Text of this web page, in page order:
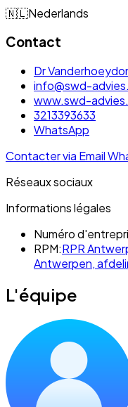
🇳🇱Nederlands
Contact
Dr
info@swd-
www.swd-
3213393633
WhatsApp
Contacter via Email
Réseaux sociaux
Informations légales
Numéro
RPM:RPR
Antwerpen,
L'équipe